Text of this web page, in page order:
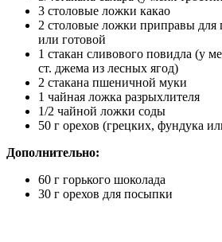
3 столовые ложки какао
2 столовые ложки приправы для
или готовой
1 стакан сливового повидла (у
ст. джема из лесных ягод)
2 стакана пшеничной муки
1 чайная ложка разрыхлителя
1/2 чайной ложки соды
50 г орехов (грецких, фундука
Дополнительно:
60 г горького шоколада
30 г орехов для посыпки